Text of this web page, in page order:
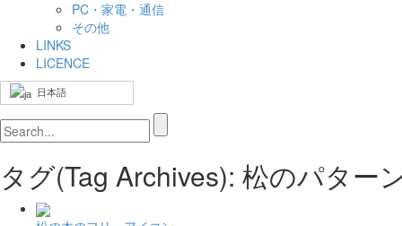
PC・家電・通信
その他
LINKS
LICENCE
日本語
タグ(Tag Archives): 松のパター